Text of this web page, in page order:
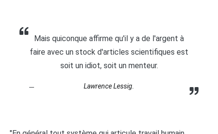
Mais quiconque affirme qu'il y a de l'argent à
faire avec un stock d'articles scientifiques est
soit un idiot, soit un menteur.
Lawrence Lessig.